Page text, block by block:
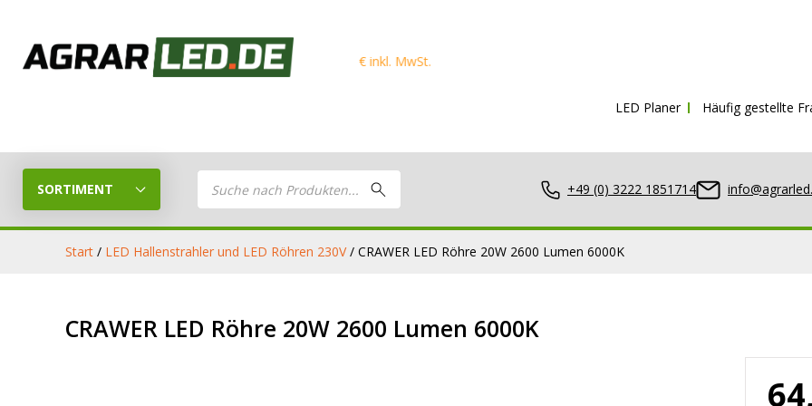
Kostenloser Versand ab150€ inkl. MwSt.
LED Planer Häufig gestellte
SORTIMENT
Products
search +49 (0) 3222 1851714
LED Planer
Stelle dein eigenes LED-Paket
LED
Arbeitsscheinwerfer
Start / LED Hallenstrahler und LED Röhren 230V/ CRAWER LED Röhre 20W 2600 Lumen 6000K
CRAWER LED Röhre 20W 2600 Lumen 6000K